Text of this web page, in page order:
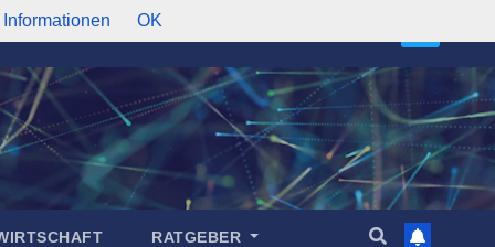
RATGEBER
OK